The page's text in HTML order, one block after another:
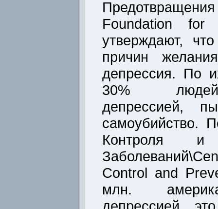
Foundation for
утверждают,
причин
депрессия. По
30%
депрессией,
самоубийство.
Контроля и
Control and
млн.